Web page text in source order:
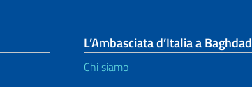
L’Ambasciata d’Italia a Baghdad
Chi siamo